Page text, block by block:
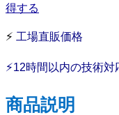
得する
⚡ 工場直販価格
⚡12時間以内の技術対
商品説明